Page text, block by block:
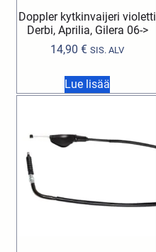
Doppler kytkinvaijeri violetti
Derbi, Aprilia, Gilera 06->
14,90€ SIS. ALV
Lue lisää